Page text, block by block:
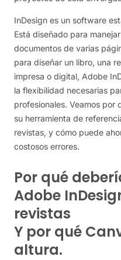
InDesign es un software
Está diseñado para
documentos de varias
para diseñar un libro, una
impresa o digital, Adobe
la flexibilidad necesarias
profesionales. Veamos por
su herramienta de
revistas, y cómo puede
costosos errores.
Por qué
Adobe
revistas
Y por qué
altura.